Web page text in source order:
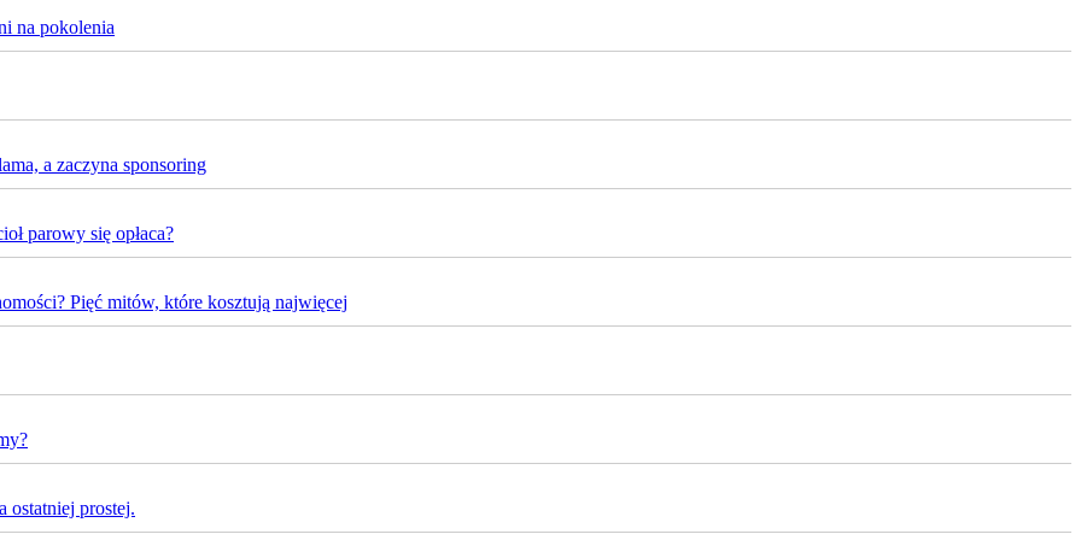
na pokolenia
a zaczyna sponsoring
parowy się opłaca?
Pięć mitów, które kosztują najwięcej
ostatniej prostej.